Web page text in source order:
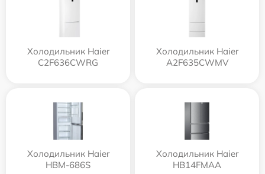
Холодильник Haier
C2F636CWRG
Холодильник Haier
A2F635CWMV
Холодильник Haier
HBM-686S
Холодильник Haier
HB14FMAA